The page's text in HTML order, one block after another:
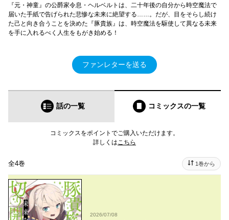
『元・神童』の公爵家令息・ヘルベルトは、二十年後の自分から時空魔法で
届いた手紙で告げられた悲惨な未来に絶望する……。だが、目をそらし続け
た己と向き合うことを決めた『豚貴族』は、時空魔法を駆使して異なる未来
を手に入れるべく人生をもがき始める！
ファンレターを送る
話の一覧 コミックスの一覧
コミックスをポイントでご購入いただけます。
詳しくはこちら
全4巻 1巻から
2026/07/08